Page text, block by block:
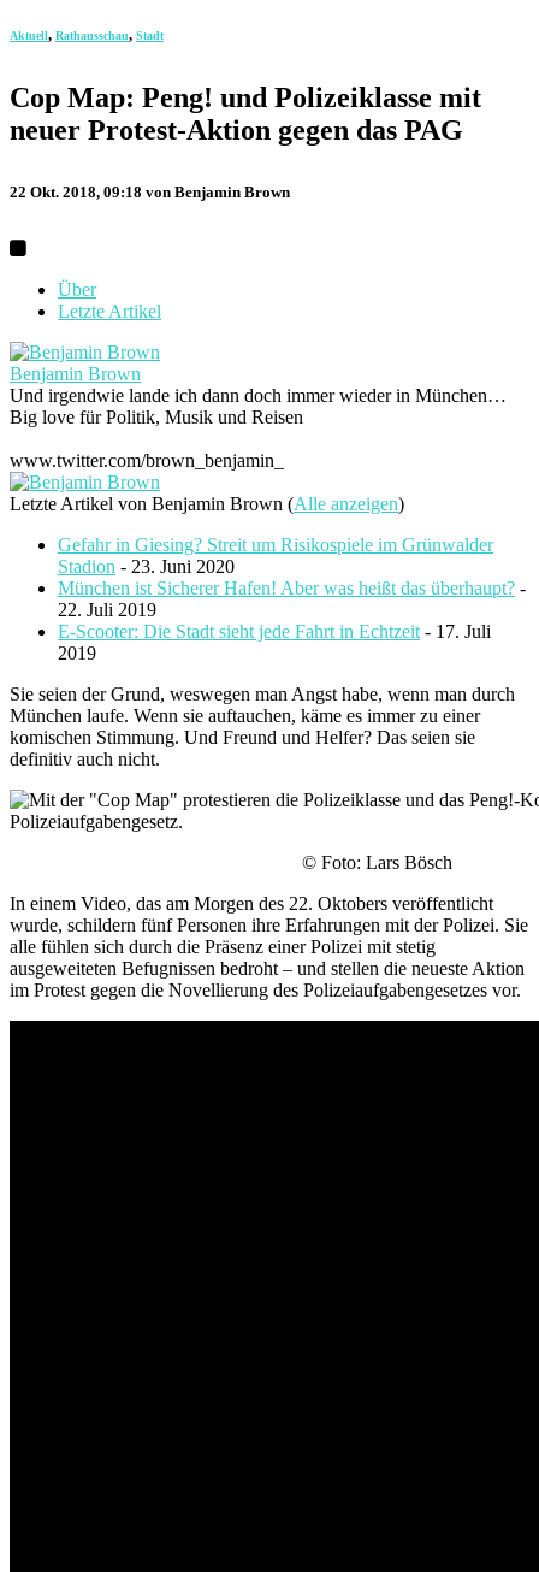
Aktuell, Rathausschau, Stadt
Cop Map: Peng! und Polizeiklasse mit
neuer Protest-Aktion gegen das PAG
22 Okt. 2018, 09:18 von Benjamin Brown
Über
Letzte Artikel
Benjamin Brown
Und irgendwie lande ich dann doch immer wieder in München…
Big love für Politik, Musik und Reisen
www.twitter.com/brown_benjamin_
Letzte Artikel von Benjamin Brown (Alle anzeigen)
Gefahr in Giesing? Streit um Risikospiele im Grünwalder
Stadion - 23. Juni 2020
München ist Sicherer Hafen! Aber was heißt das überhaupt? -
22. Juli 2019
E-Scooter: Die Stadt sieht jede Fahrt in Echtzeit - 17. Juli
2019
Sie seien der Grund, weswegen man Angst habe, wenn man durch
München laufe. Wenn sie auftauchen, käme es immer zu einer
komischen Stimmung. Und Freund und Helfer? Das seien sie
definitiv auch nicht.
© Foto: Lars Bösch
In einem Video, das am Morgen des 22. Oktobers veröffentlicht
wurde, schildern fünf Personen ihre Erfahrungen mit der Polizei. Sie
alle fühlen sich durch die Präsenz einer Polizei mit stetig
ausgeweiteten Befugnissen bedroht – und stellen die neueste Aktion
im Protest gegen die Novellierung des Polizeiaufgabengesetzes vor.